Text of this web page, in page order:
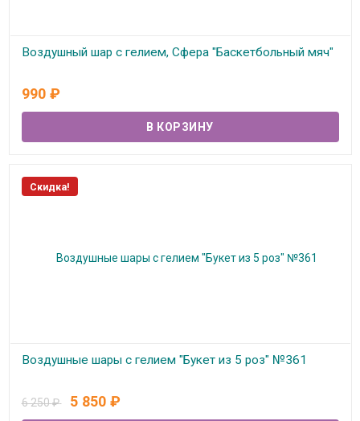
Воздушный шар с гелием, Сфера "Баскетбольный мяч"
990 ₽
Скидка!
Воздушные шары с гелием "Букет из 5 роз" №361
6 250₽ 5 850 ₽